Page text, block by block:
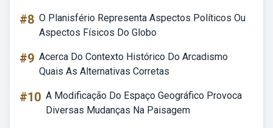
#8 O Planisfério Representa Aspectos Políticos Ou
Aspectos Físicos Do Globo
#9 Acerca Do Contexto Histórico Do Arcadismo
Quais As Alternativas Corretas
#10 A Modificação Do Espaço Geográfico Provoca
Diversas Mudanças Na Paisagem